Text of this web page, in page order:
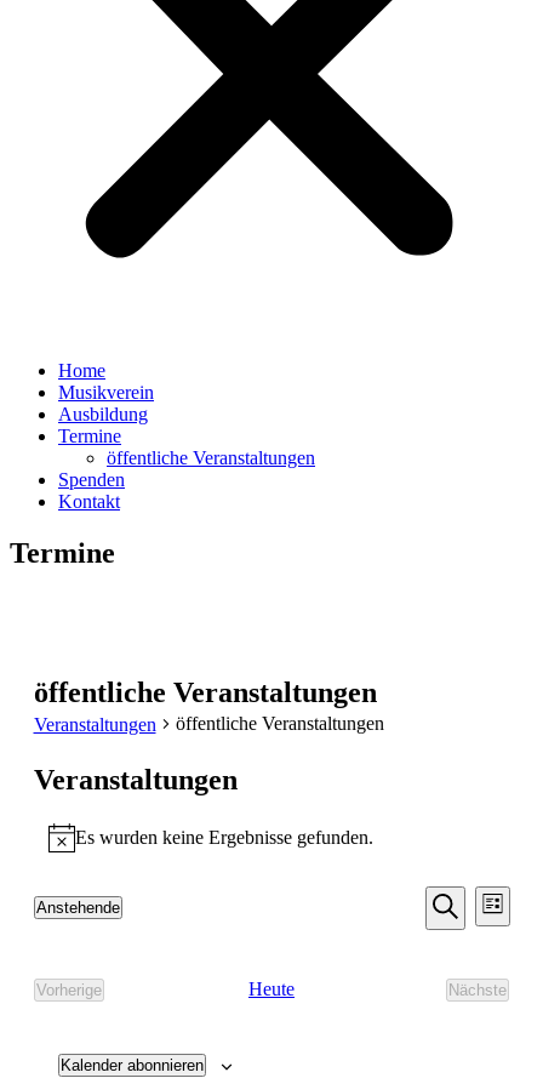
Home
Musikverein
Ausbildung
Termine
öffentliche Veranstaltungen
Spenden
Kontakt
Termine
öffentliche Veranstaltungen
Veranstaltungen öffentliche Veranstaltungen
Veranstaltungen
Hinweis
Es wurden keine Ergebnisse gefunden.
Suche
Suche
Liste
Anstehende
Vorherige
Veranstaltungen
Heute
Nächste
Kalender abonnieren